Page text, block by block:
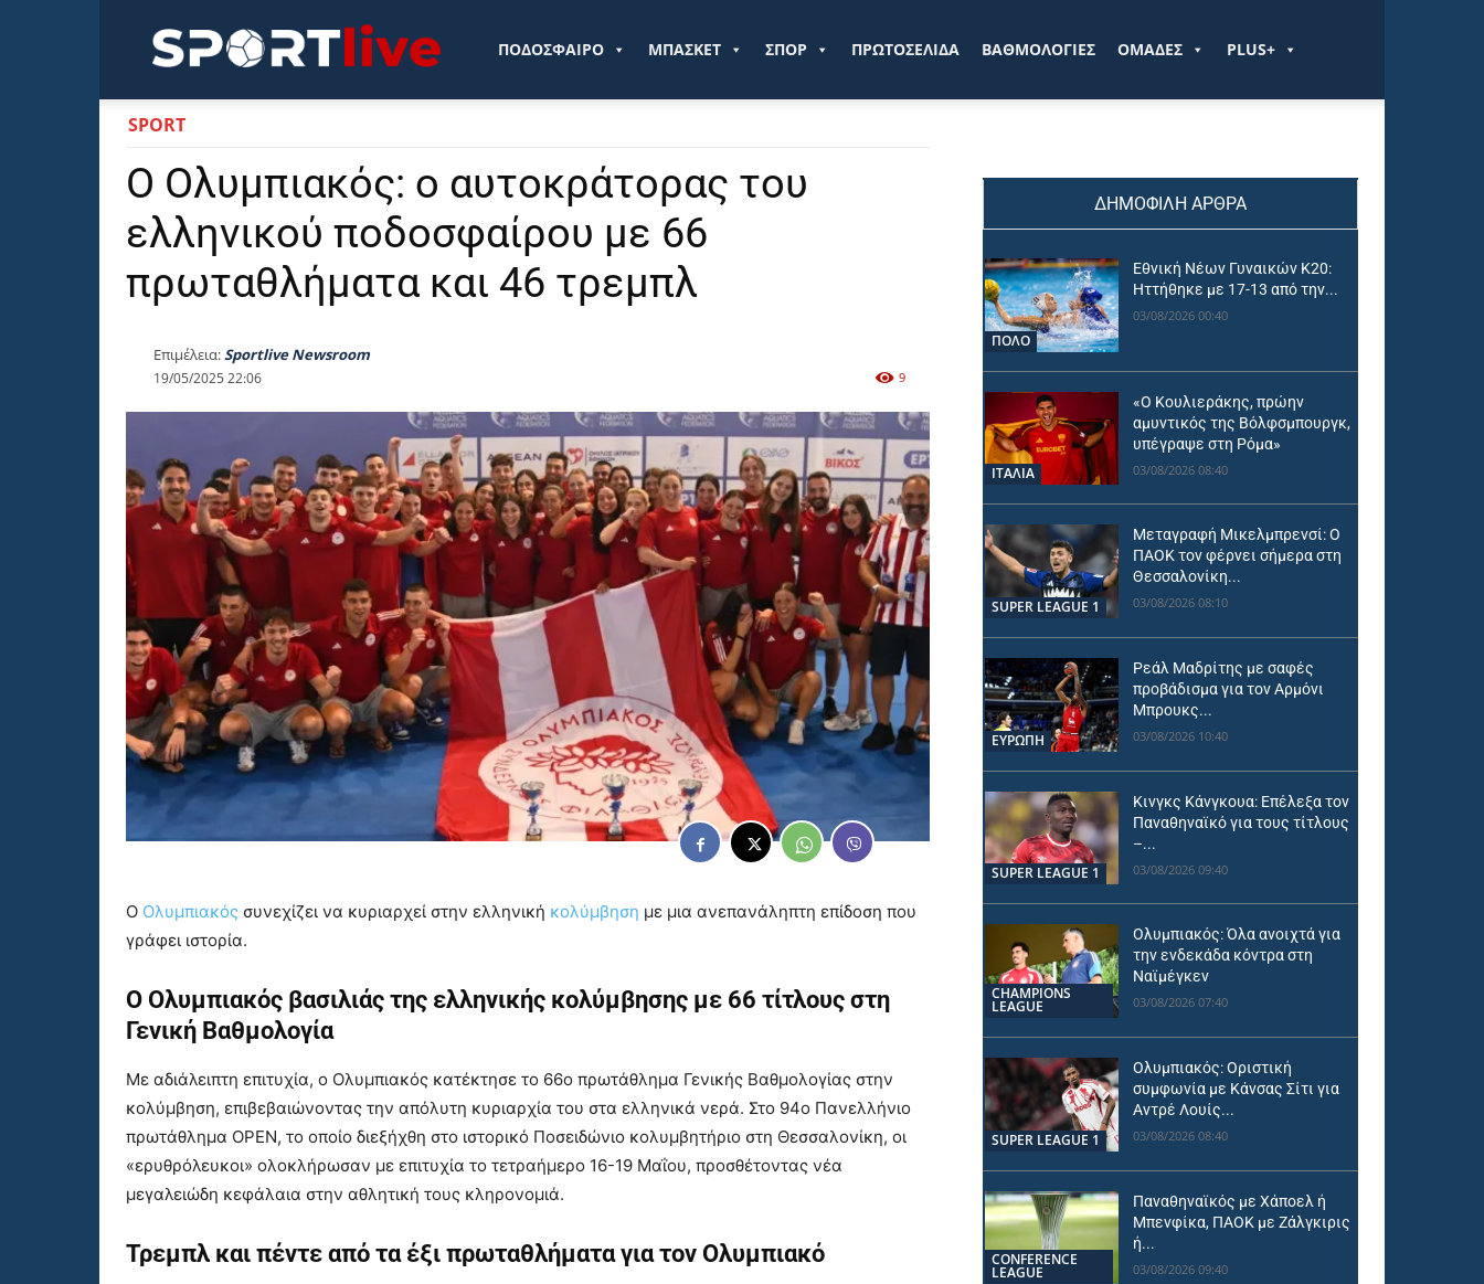
Sportlive.grΠΟΔΟΣΦΑΙΡΟ ΜΠΑΣΚΕΤ ΣΠΟΡ ΠΡΩΤΟΣΕΛΙΔΑ ΒΑΘΜΟΛΟΓΙΕΣ ΟΜΑΔΕΣ PLUS+
SPORT
Ο Ολυμπιακός: ο αυτοκράτορας του
ελληνικού ποδοσφαίρου με 66
πρωταθλήματα και 46 τρεμπλ
Επιμέλεια:Sportlive Newsroom
19/05/2025 22:06 9
Ο Ολυμπιακός συνεχίζει να κυριαρχεί στην ελληνική κολύμβηση με μια ανεπανάληπτη επίδοση που
γράφει ιστορία.
Ο Ολυμπιακός βασιλιάς της ελληνικής κολύμβησης με 66 τίτλους στη
Γενική Βαθμολογία
Με αδιάλειπτη επιτυχία, ο Ολυμπιακός κατέκτησε το 66ο πρωτάθλημα Γενικής Βαθμολογίας στην
κολύμβηση, επιβεβαιώνοντας την απόλυτη κυριαρχία του στα ελληνικά νερά. Στο 94ο Πανελλήνιο
πρωτάθλημα OPEN, το οποίο διεξήχθη στο ιστορικό Ποσειδώνιο κολυμβητήριο στη Θεσσαλονίκη, οι
«ερυθρόλευκοι» ολοκλήρωσαν με επιτυχία το τετραήμερο 16-19 Μαΐου, προσθέτοντας νέα
μεγαλειώδη κεφάλαια στην αθλητική τους κληρονομιά.
Τρεμπλ και πέντε από τα έξι πρωταθλήματα για τον Ολυμπιακό
ΔΗΜΟΦΙΛΗ ΑΡΘΡΑ
ΠΟΛΟ
Εθνική Νέων Γυναικών Κ20:
Ηττήθηκε με 17-13 από την...
03/08/2026 00:40
ΙΤΑΛΙΑ
«Ο Κουλιεράκης, πρώην
αμυντικός της Βόλφσμπουργκ,
υπέγραψε στη Ρόμα»
03/08/2026 08:40
SUPER LEAGUE 1
Μεταγραφή Μικελμπρενσί: Ο
ΠΑΟΚ τον φέρνει σήμερα στη
Θεσσαλονίκη...
03/08/2026 08:10
ΕΥΡΩΠΗ
Ρεάλ Μαδρίτης με σαφές
προβάδισμα για τον Αρμόνι
Μπρουκς...
03/08/2026 10:40
SUPER LEAGUE 1
Κινγκς Κάνγκουα: Επέλεξα τον
Παναθηναϊκό για τους τίτλους
–...
03/08/2026 09:40
CHAMPIONS
LEAGUE
Ολυμπιακός: Όλα ανοιχτά για
την ενδεκάδα κόντρα στη
Ναϊμέγκεν
03/08/2026 07:40
SUPER LEAGUE 1
Ολυμπιακός: Οριστική
συμφωνία με Κάνσας Σίτι για
Αντρέ Λουίς...
03/08/2026 08:40
CONFERENCE
LEAGUE
Παναθηναϊκός με Χάποελ ή
Μπενφίκα, ΠΑΟΚ με Ζάλγκιρις
ή...
03/08/2026 09:40